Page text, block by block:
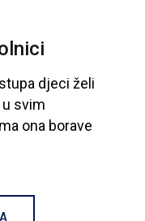
djeci želi
u svim
ona borave